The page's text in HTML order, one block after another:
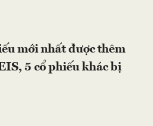
mới nhất được thêm
5 cổ phiếu khác bị